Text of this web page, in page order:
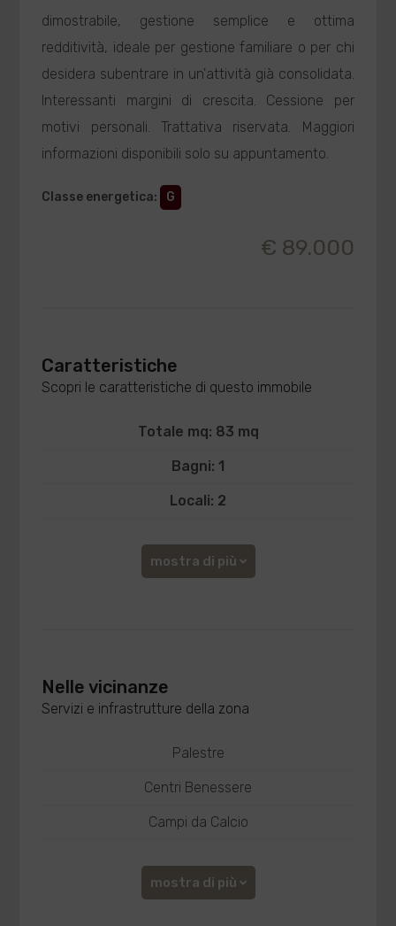
dimostrabile, gestione semplice e ottima
redditività, ideale per gestione familiare o per chi
desidera subentrare in un'attività già consolidata.
Interessanti margini di crescita. Cessione per
motivi personali. Trattativa riservata. Maggiori
informazioni disponibili solo su appuntamento.
Classe energetica: G
€ 89.000
Caratteristiche
Scopri le caratteristiche di questo immobile
Totale mq: 83 mq
Bagni: 1
Locali: 2
mostra di più
Nelle vicinanze
Servizi e infrastrutture della zona
Palestre
Centri Benessere
Campi da Calcio
mostra di più